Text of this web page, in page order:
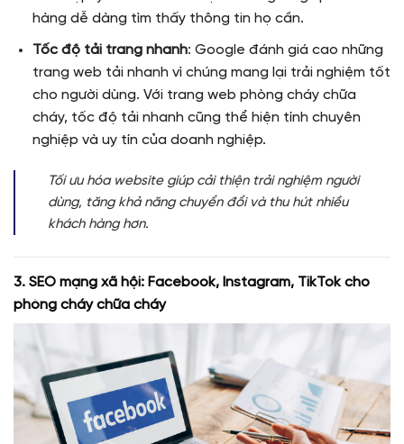
hàng dễ dàng tìm thấy thông tin họ cần.
Tốc độ tải trang nhanh: Google đánh giá cao những
trang web tải nhanh vì chúng mang lại trải nghiệm tốt
cho người dùng. Với trang web phòng cháy chữa
cháy, tốc độ tải nhanh cũng thể hiện tính chuyên
nghiệp và uy tín của doanh nghiệp.
Tối ưu hóa website giúp cải thiện trải nghiệm người
dùng, tăng khả năng chuyển đổi và thu hút nhiều
khách hàng hơn.
3. SEO mạng xã hội: Facebook, Instagram, TikTok cho
phòng cháy chữa cháy